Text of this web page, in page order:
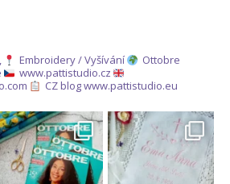
Embroidery / Vyšívání
Ottobre
www.pattistudio.cz
CZ blog www.pattistudio.eu